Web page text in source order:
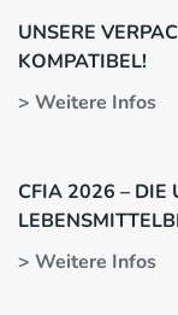
UNSERE
KOMPATIBEL!
> Weitere Infos
CFIA 2026 – DIE
> Weitere Infos